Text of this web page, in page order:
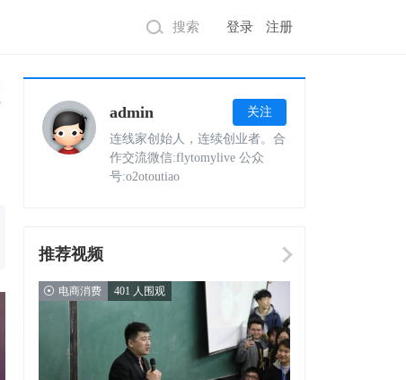
登录 注册
搜索
admin
连线家创始人，连续创业者。合
作交流微信:flytomylive 公众
号:o2otoutiao
关注
推荐视频
电商消费 401 人围观